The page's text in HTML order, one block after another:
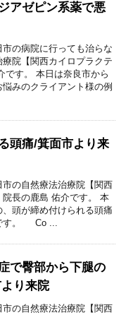
アゼピン系薬で悪
の病院に行っても治らな
院【関西カイロプラクテ
です。 本日は奈良市から
みのクライアント様の例
頭痛/箕面市より来
の自然療法治療院【関西
長の鹿島 佑介です。 本
頭が締め付けられる頭痛
す。 Co ...
で臀部から下腿の
り来院
の自然療法治療院【関西